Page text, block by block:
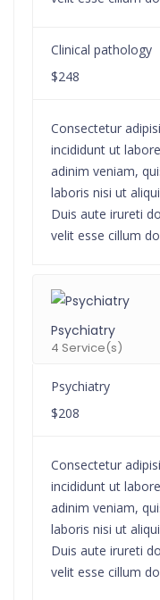
Clinical pathology
$248
Consectetur
incididunt ut
adinim veniam,
laboris nisi ut
Duis aute irureti
velit esse cillum
Psychiatry
4 Service(s)
Psychiatry
$208
Consectetur
incididunt ut
adinim veniam,
laboris nisi ut
Duis aute irureti
velit esse cillum